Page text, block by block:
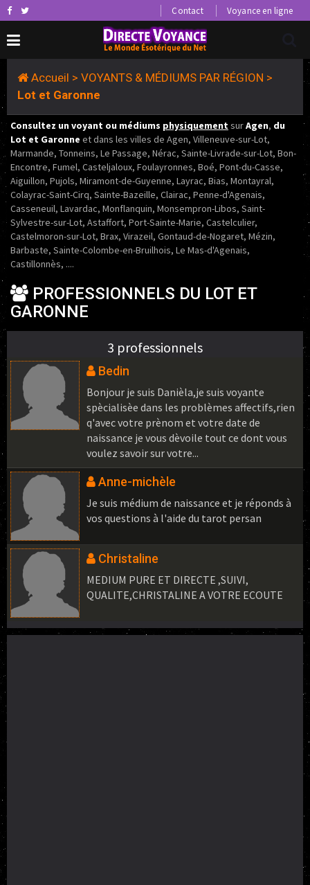
Contact Voyance en ligne
Accueil > VOYANTS & MÉDIUMS PAR RÉGION >
Lot et Garonne
Consultez un voyant ou médiums physiquementsurAgen, du
Lot et Garonne et dans les villes de Agen, Villeneuve-sur-Lot,
Marmande, Tonneins, Le Passage, Nérac, Sainte-Livrade-sur-Lot, Bon-
Encontre, Fumel, Casteljaloux, Foulayronnes, Boé, Pont-du-Casse,
Aiguillon, Pujols, Miramont-de-Guyenne, Layrac, Bias, Montayral,
Colayrac-Saint-Cirq, Sainte-Bazeille, Clairac, Penne-d'Agenais,
Casseneuil, Lavardac, Monflanquin, Monsempron-Libos, Saint-
Sylvestre-sur-Lot, Astaffort, Port-Sainte-Marie, Castelculier,
Castelmoron-sur-Lot, Brax, Virazeil, Gontaud-de-Nogaret, Mézin,
Barbaste, Sainte-Colombe-en-Bruilhois, Le Mas-d'Agenais,
Castillonnès, ....
PROFESSIONNELS DU LOT ET
GARONNE
3 professionnels
Bedin
Bonjour je suis Danièla,je suis voyante
spècialisèe dans les problèmes affectifs,rien
q'avec votre prènom et votre date de
naissance je vous dèvoile tout ce dont vous
voulez savoir sur votre...
Anne-michèle
Je suis médium de naissance et je réponds à
vos questions à l'aide du tarot persan
Christaline
MEDIUM PURE ET DIRECTE ,SUIVI,
QUALITE,CHRISTALINE A VOTRE ECOUTE